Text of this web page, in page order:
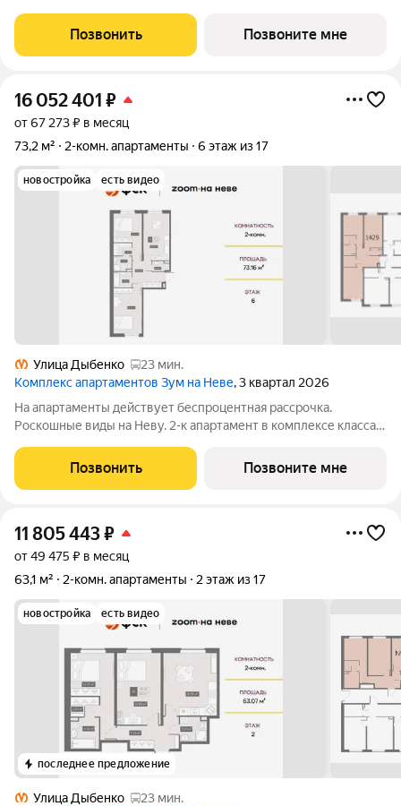
Без отделки. Зум на Неве расположен в новом месте силы
рядом с центром города на
Позвонить Позвоните мне
16 052 401 ₽
от 67 273 ₽ в месяц
73,2 м²
2-комн. апартаменты 6 этаж из 17
новостройка есть видео
Улица Дыбенко
23 мин.
Комплекс апартаментов Зум на Неве, 3 квартал 2026
На апартаменты действует беспроцентная рассрочка.
Роскошные виды на Неву. 2-к апартамент в комплексе класса
Без отделки. Зум на Неве расположен в новом месте силы
рядом с центром города на
Позвонить Позвоните мне
11 805 443₽
от 49 475 ₽ в месяц
63,1 м²
2-комн. апартаменты 2 этаж из 17
новостройка есть видео
последнее предложение
Улица Дыбенко
23 мин.